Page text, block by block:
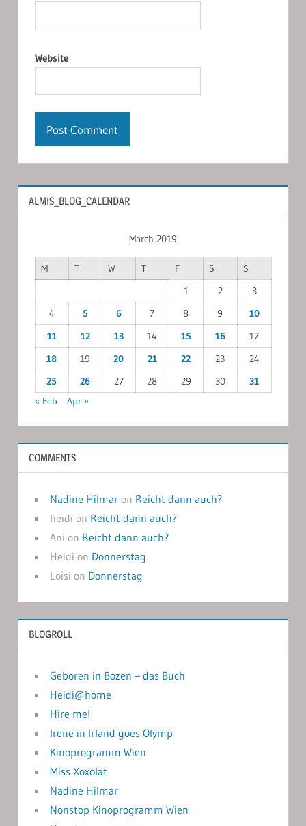
Website
ALMIS_BLOG_CALENDAR
March 2019
M T W T F S
S
1
2
3
4
5 6 7 8 9
10
11
12 13 14 15 16
17
18
19 20 21 22 23
24
25
26 27 28 29 30
31
« Feb
Apr »
COMMENTS
Nadine Hilmaron Reicht dann auch?
heidi on Reicht dann auch?
Ani on Reicht dann auch?
Heidi on Donnerstag
Loisi on Donnerstag
BLOGROLL
Geboren in Bozen – das Buch
Heidi@home
Hire me!
Irene in Irland goes Olymp
Kinoprogramm Wien
Miss Xoxolat
Nadine Hilmar
Nonstop Kinoprogramm Wien